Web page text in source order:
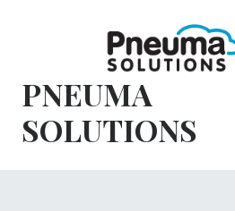
PNEUMA
SOLUTIONS